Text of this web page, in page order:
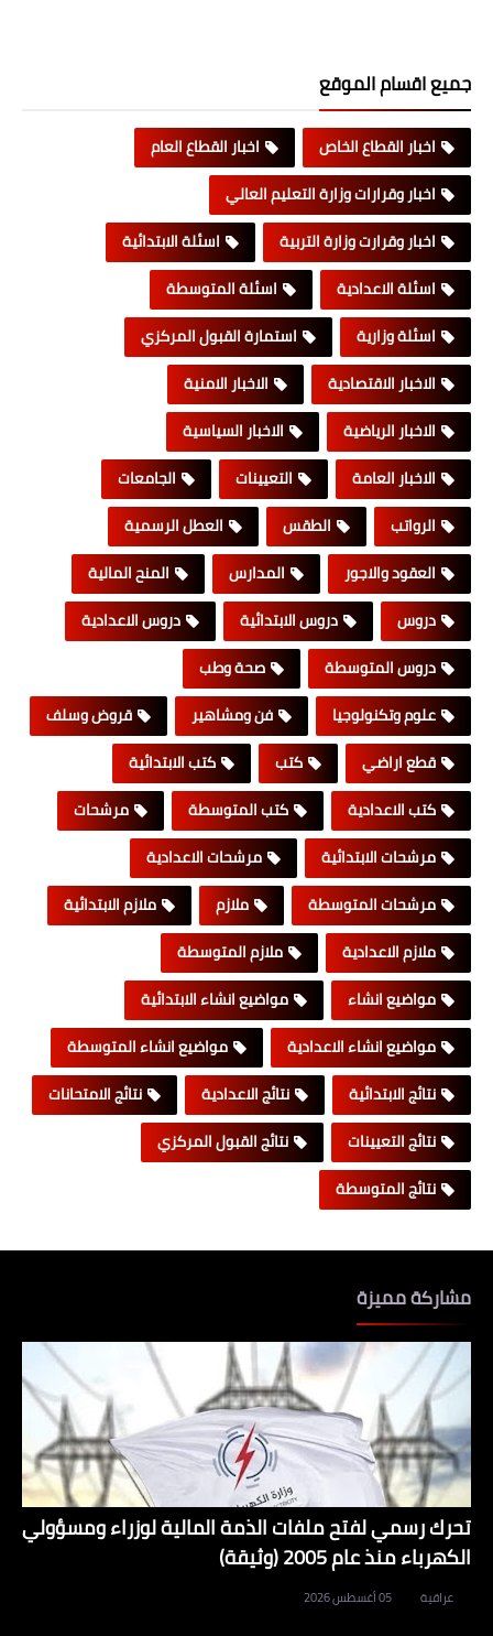
جميع اقسام الموقع
اخبار القطاع الخاص
اخبار القطاع العام
اخبار وقرارات وزارة التعليم العالي
اخبار وقرارت وزارة التربية
اسئلة الابتدائية
اسئلة الاعدادية
اسئلة المتوسطة
اسئلة وزارية
استمارة القبول المركزي
الاخبار الاقتصادية
الاخبار الامنية
الاخبار الرياضية
الاخبار السياسية
الاخبار العامة
التعيينات
الجامعات
الرواتب
الطقس
العطل الرسمية
العقود والاجور
المدارس
المنح المالية
دروس
دروس الابتدائية
دروس الاعدادية
دروس المتوسطة
صحة وطب
علوم وتكنولوجيا
فن ومشاهير
قروض وسلف
قطع اراضي
كتب
كتب الابتدائية
كتب الاعدادية
كتب المتوسطة
مرشحات
مرشحات الابتدائية
مرشحات الاعدادية
مرشحات المتوسطة
ملازم
ملازم الابتدائية
ملازم الاعدادية
ملازم المتوسطة
مواضيع انشاء
مواضيع انشاء الابتدائية
مواضيع انشاء الاعدادية
مواضيع انشاء المتوسطة
نتائج الابتدائية
نتائج الاعدادية
نتائج الامتحانات
نتائج التعيينات
نتائج القبول المركزي
نتائج المتوسطة
مشاركة مميزة
تحرك رسمي لفتح ملفات الذمة المالية لوزراء ومسؤولي
الكهرباء منذ عام 2005 (وثيقة)
عراقية 05 أغسطس 2026